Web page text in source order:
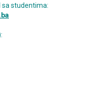
sa studentima: